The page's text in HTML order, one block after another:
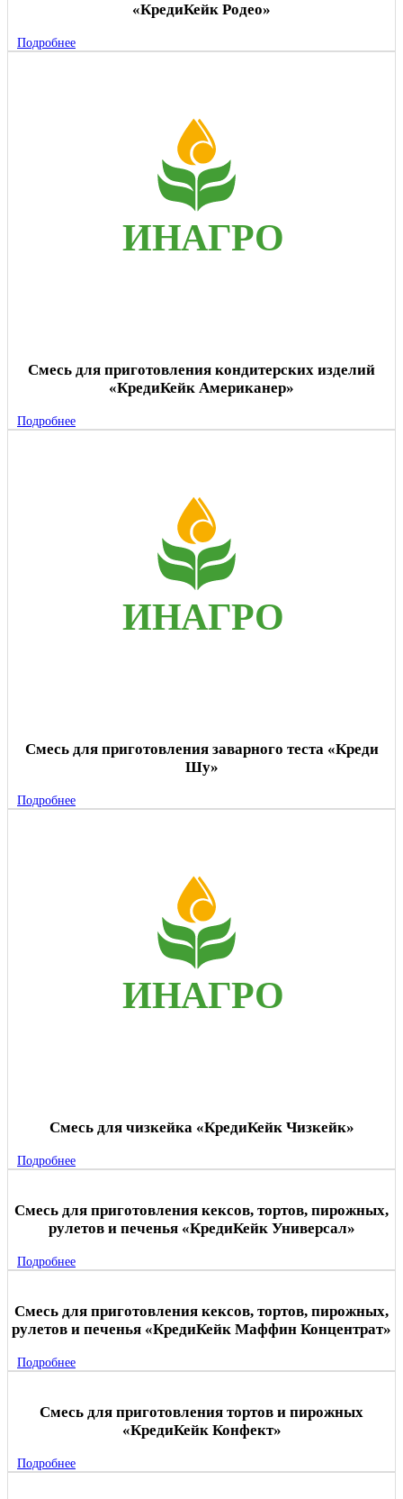
«КредиКейк Родео»
Подробнее
Смесь для приготовления кондитерских изделий
«КредиКейк Американер»
Подробнее
Смесь для приготовления заварного теста «Креди
Шу»
Подробнее
Смесь для чизкейка «КредиКейк Чизкейк»
Подробнее
Смесь для приготовления кексов, тортов, пирожных,
рулетов и печенья «КредиКейк Универсал»
Подробнее
Смесь для приготовления кексов, тортов, пирожных,
рулетов и печенья «КредиКейк Маффин Концентрат»
Подробнее
Смесь для приготовления тортов и пирожных
«КредиКейк Конфект»
Подробнее